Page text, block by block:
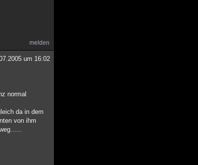
melden
um 16:02
normal
da in dem
von ihm